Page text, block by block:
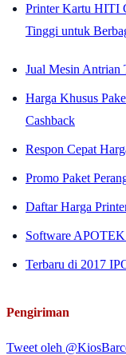
Printer Kartu HITI
Tinggi untuk
Jual Mesin Antrian
Harga Khusus
Cashback
Respon Cepat
Promo Paket
Daftar Harga
Software
Terbaru di 2017
Pengiriman
Tweet oleh